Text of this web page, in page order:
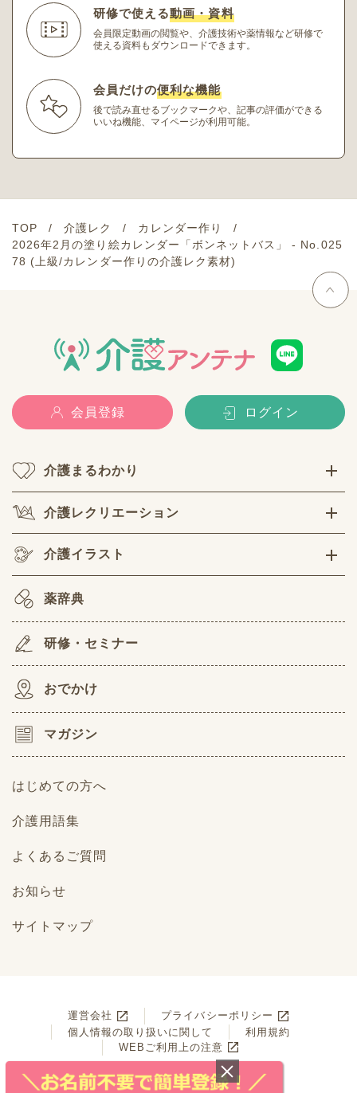
研修で使える動画・資料
会員限定動画の閲覧や、介護技術や薬情報など研修で
使える資料もダウンロードできます。
会員だけの便利な機能
後で読み直せるブックマークや、記事の評価ができる
いいね機能、マイページが利用可能。
TOP 介護レク
カレンダー作り
2026年2月の塗り絵カレンダー「ボンネットバス」 - No.025
78 (上級/カレンダー作りの介護レク素材)
会員登録 ログイン
介護まるわかり
介護レクリエーション
介護イラスト
薬辞典
研修・セミナー
おでかけ
マガジン
はじめての方へ
介護用語集
よくあるご質問
お知らせ
サイトマップ
運営会社
プライバシーポリシー
個人情報の取り扱いに関して
利用規約
WEBご利用上の注意